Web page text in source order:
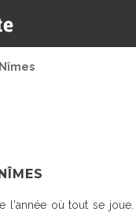
l'année où tout se